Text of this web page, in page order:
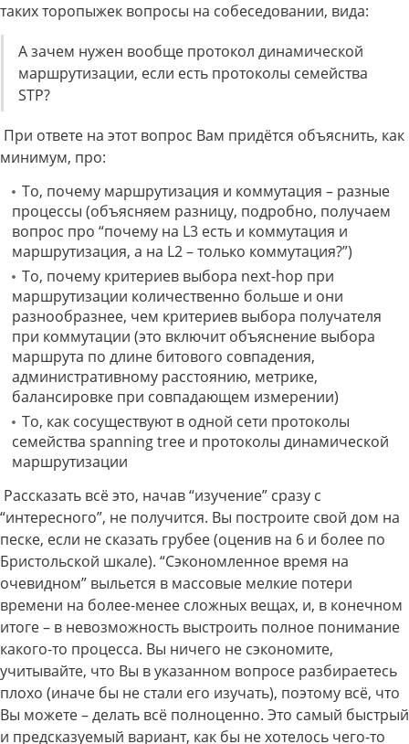
таких торопыжек вопросы на собеседовании, вида:
А зачем нужен вообще протокол динамической
маршрутизации, если есть протоколы семейства
STP?
При ответе на этот вопрос Вам придётся объяснить, как
минимум, про:
То, почему маршрутизация и коммутация – разные
процессы (объясняем разницу, подробно, получаем
вопрос про “почему на L3 есть и коммутация и
маршрутизация, а на L2 – только коммутация?”)
То, почему критериев выбора next-hop при
маршрутизации количественно больше и они
разнообразнее, чем критериев выбора получателя
при коммутации (это включит объяснение выбора
маршрута по длине битового совпадения,
административному расстоянию, метрике,
балансировке при совпадающем измерении)
То, как сосуществуют в одной сети протоколы
семейства spanning tree и протоколы динамической
маршрутизации
Рассказать всё это, начав “изучение” сразу с
“интересного”, не получится. Вы построите свой дом на
песке, если не сказать грубее (оценив на 6 и более по
Бристольской шкале). “Сэкономленное время на
очевидном” выльется в массовые мелкие потери
времени на более-менее сложных вещах, и, в конечном
итоге – в невозможность выстроить полное понимание
какого-то процесса. Вы ничего не сэкономите,
учитывайте, что Вы в указанном вопросе разбираетесь
плохо (иначе бы не стали его изучать), поэтому всё, что
Вы можете – делать всё полноценно. Это самый быстрый
и предсказуемый вариант, как бы не хотелось чего-то